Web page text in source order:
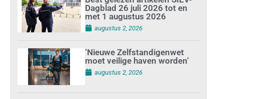
Dagblad 26 juli 2026 tot en
met 1 augustus 2026
augustus 2, 2026
‘Nieuwe Zelfstandigenwet
moet veilige haven worden’
augustus 2, 2026